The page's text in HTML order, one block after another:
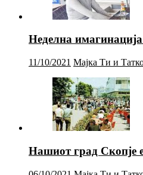
Неделна
11/10/2021 Мајка Ти и
Нашиот град Скопје